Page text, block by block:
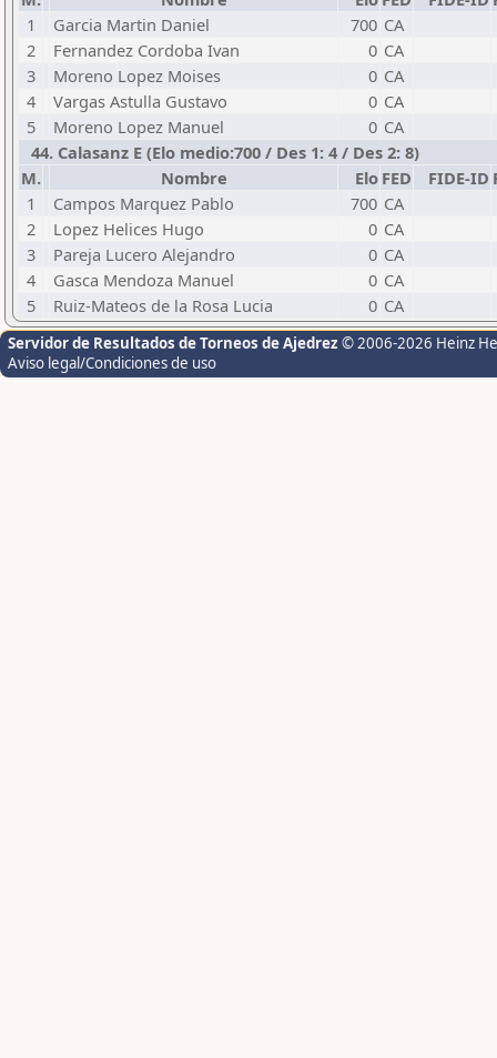
1
Garcia Martin Daniel 700 CA
2
Fernandez Cordoba Ivan 0 CA
3
Moreno Lopez Moises 0 CA
4
Vargas Astulla Gustavo 0 CA
5
Moreno Lopez Manuel 0 CA
44. Calasanz E (Elo medio:700 / Des 1: 4 / Des 2: 8)
M.
Nombre Elo FED FIDE-ID
1
Campos Marquez Pablo 700 CA
2
Lopez Helices Hugo 0 CA
3
Pareja Lucero Alejandro 0 CA
4
Gasca Mendoza Manuel 0 CA
5
Ruiz-Mateos de la Rosa Lucia 0 CA
Servidor de Resultados de Torneos de Ajedrez © 2006-2026 Heinz
Aviso legal/Condiciones de uso